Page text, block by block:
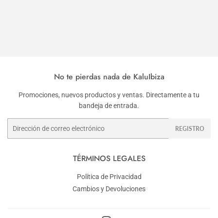
No te pierdas nada de KaluIbiza
Promociones, nuevos productos y ventas. Directamente a tu
bandeja de entrada.
REGISTRO
TÉRMINOS LEGALES
Política de Privacidad
Cambios y Devoluciones